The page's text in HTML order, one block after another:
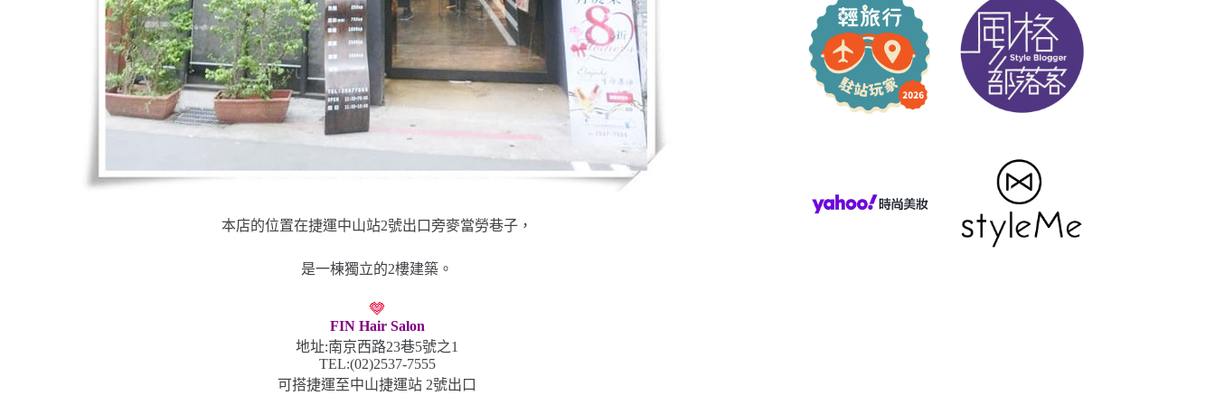
本店的位置在捷運中山站2號出口旁麥當勞巷子，
是一棟獨立的2樓建築。
FIN Hair Salon
地址:南京西路23巷5號之1
TEL:(02)2537-7555
可搭捷運至中山捷運站 2號出口